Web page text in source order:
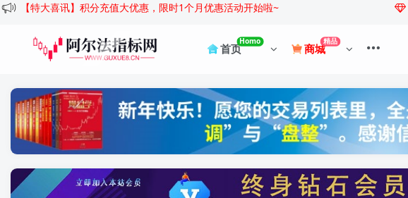
【特大喜讯】积分充值大优惠，限时1个月优惠活动开始啦~
首页
Homo
商城
精品